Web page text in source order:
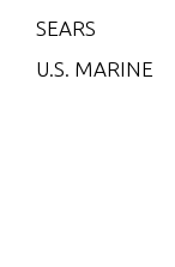
SEARS
U.S. MARINE